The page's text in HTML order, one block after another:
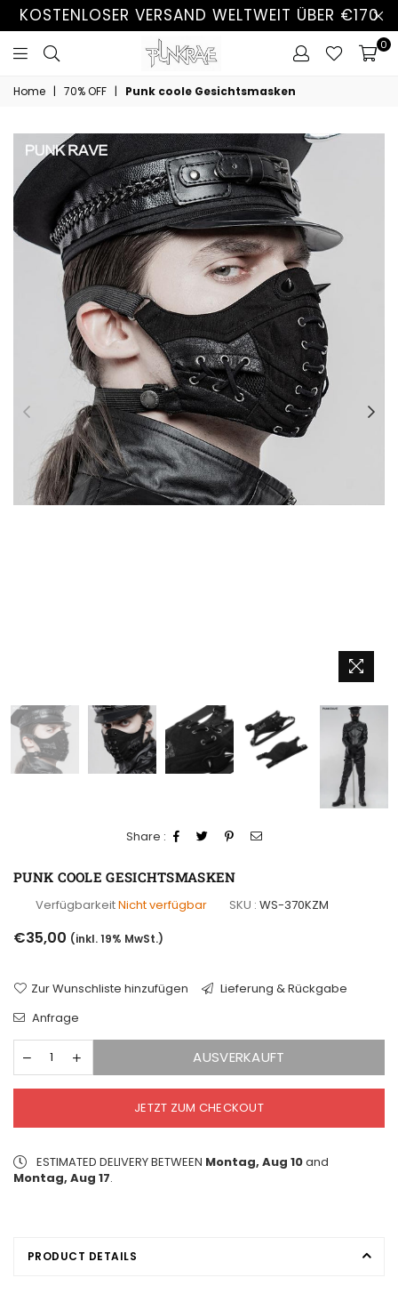
KOSTENLOSER VERSAND WELTWEIT ÜBER €170
0
Home | 70% OFF | Punk coole Gesichtsmasken
Share :
PUNK COOLE GESICHTSMASKEN
VerfügbarkeitNicht verfügbar SKU : WS-370KZM
Normaler
Preis
€35,00 (inkl. 19% MwSt.)
Zur Wunschliste hinzufügen
Lieferung & Rückgabe
Anfrage
AUSVERKAUFT
JETZT ZUM CHECKOUT
ESTIMATED DELIVERY BETWEEN Montag, Aug 10and
Montag, Aug 17.
PRODUCT DETAILS